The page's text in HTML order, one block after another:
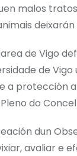
malos
de Vigo
de
a protección
do
dun
avaliar e